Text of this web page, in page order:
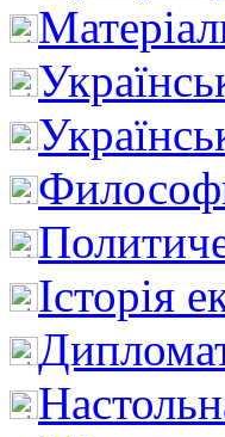
Історія